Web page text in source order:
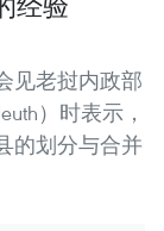
见老挝内政部
）时表示，
的划分与合并